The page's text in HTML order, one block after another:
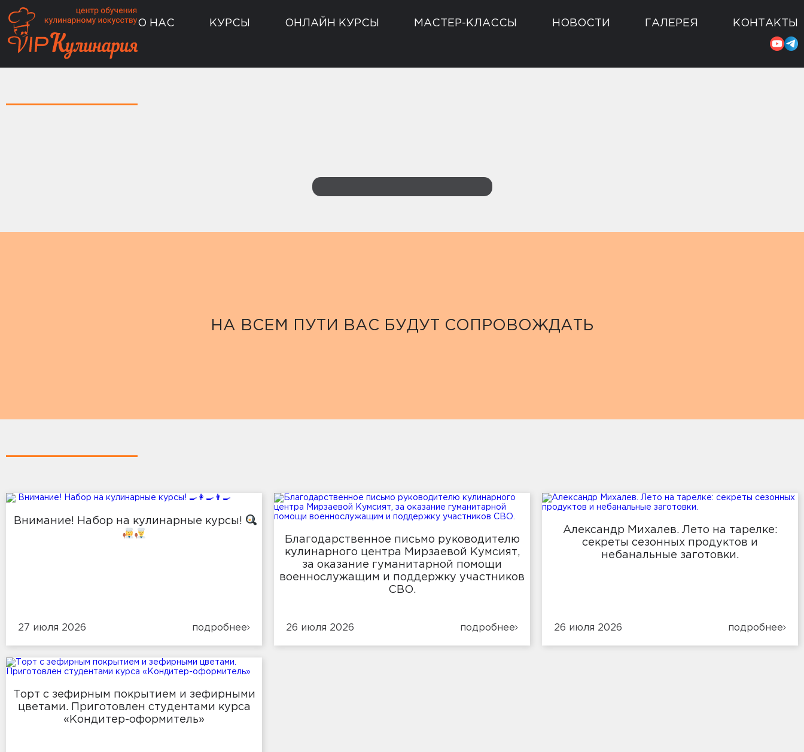
О НАС КУРСЫ ОНЛАЙН КУРСЫ МАСТЕР-КЛАССЫ НОВОСТИ ГАЛЕРЕЯ КОНТАКТЫ
НА ВСЕМ ПУТИ ВАС БУДУТ СОПРОВОЖДАТЬ
Внимание! Набор на кулинарные курсы!
27 июля 2026 подробнее
Благодарственное письмо руководителю
кулинарного центра Мирзаевой Кумсият,
за оказание гуманитарной помощи
военнослужащим и поддержку участников
СВО.
26 июля 2026 подробнее
Александр Михалев. Лето на тарелке:
секреты сезонных продуктов и
небанальные заготовки.
26 июля 2026 подробнее
Торт с зефирным покрытием и зефирными
цветами. Приготовлен студентами курса
«Кондитер-оформитель»